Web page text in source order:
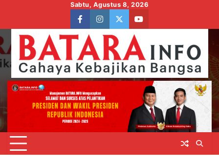
content
Sabtu, Agustus 8, 2026
facebookinstagram
twitteryoutube